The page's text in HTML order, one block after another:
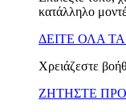
κατάλληλο
ΔΕΙΤΕ ΟΛΑ
Χρειάζεστε
ΖΗΤΗΣΤΕ